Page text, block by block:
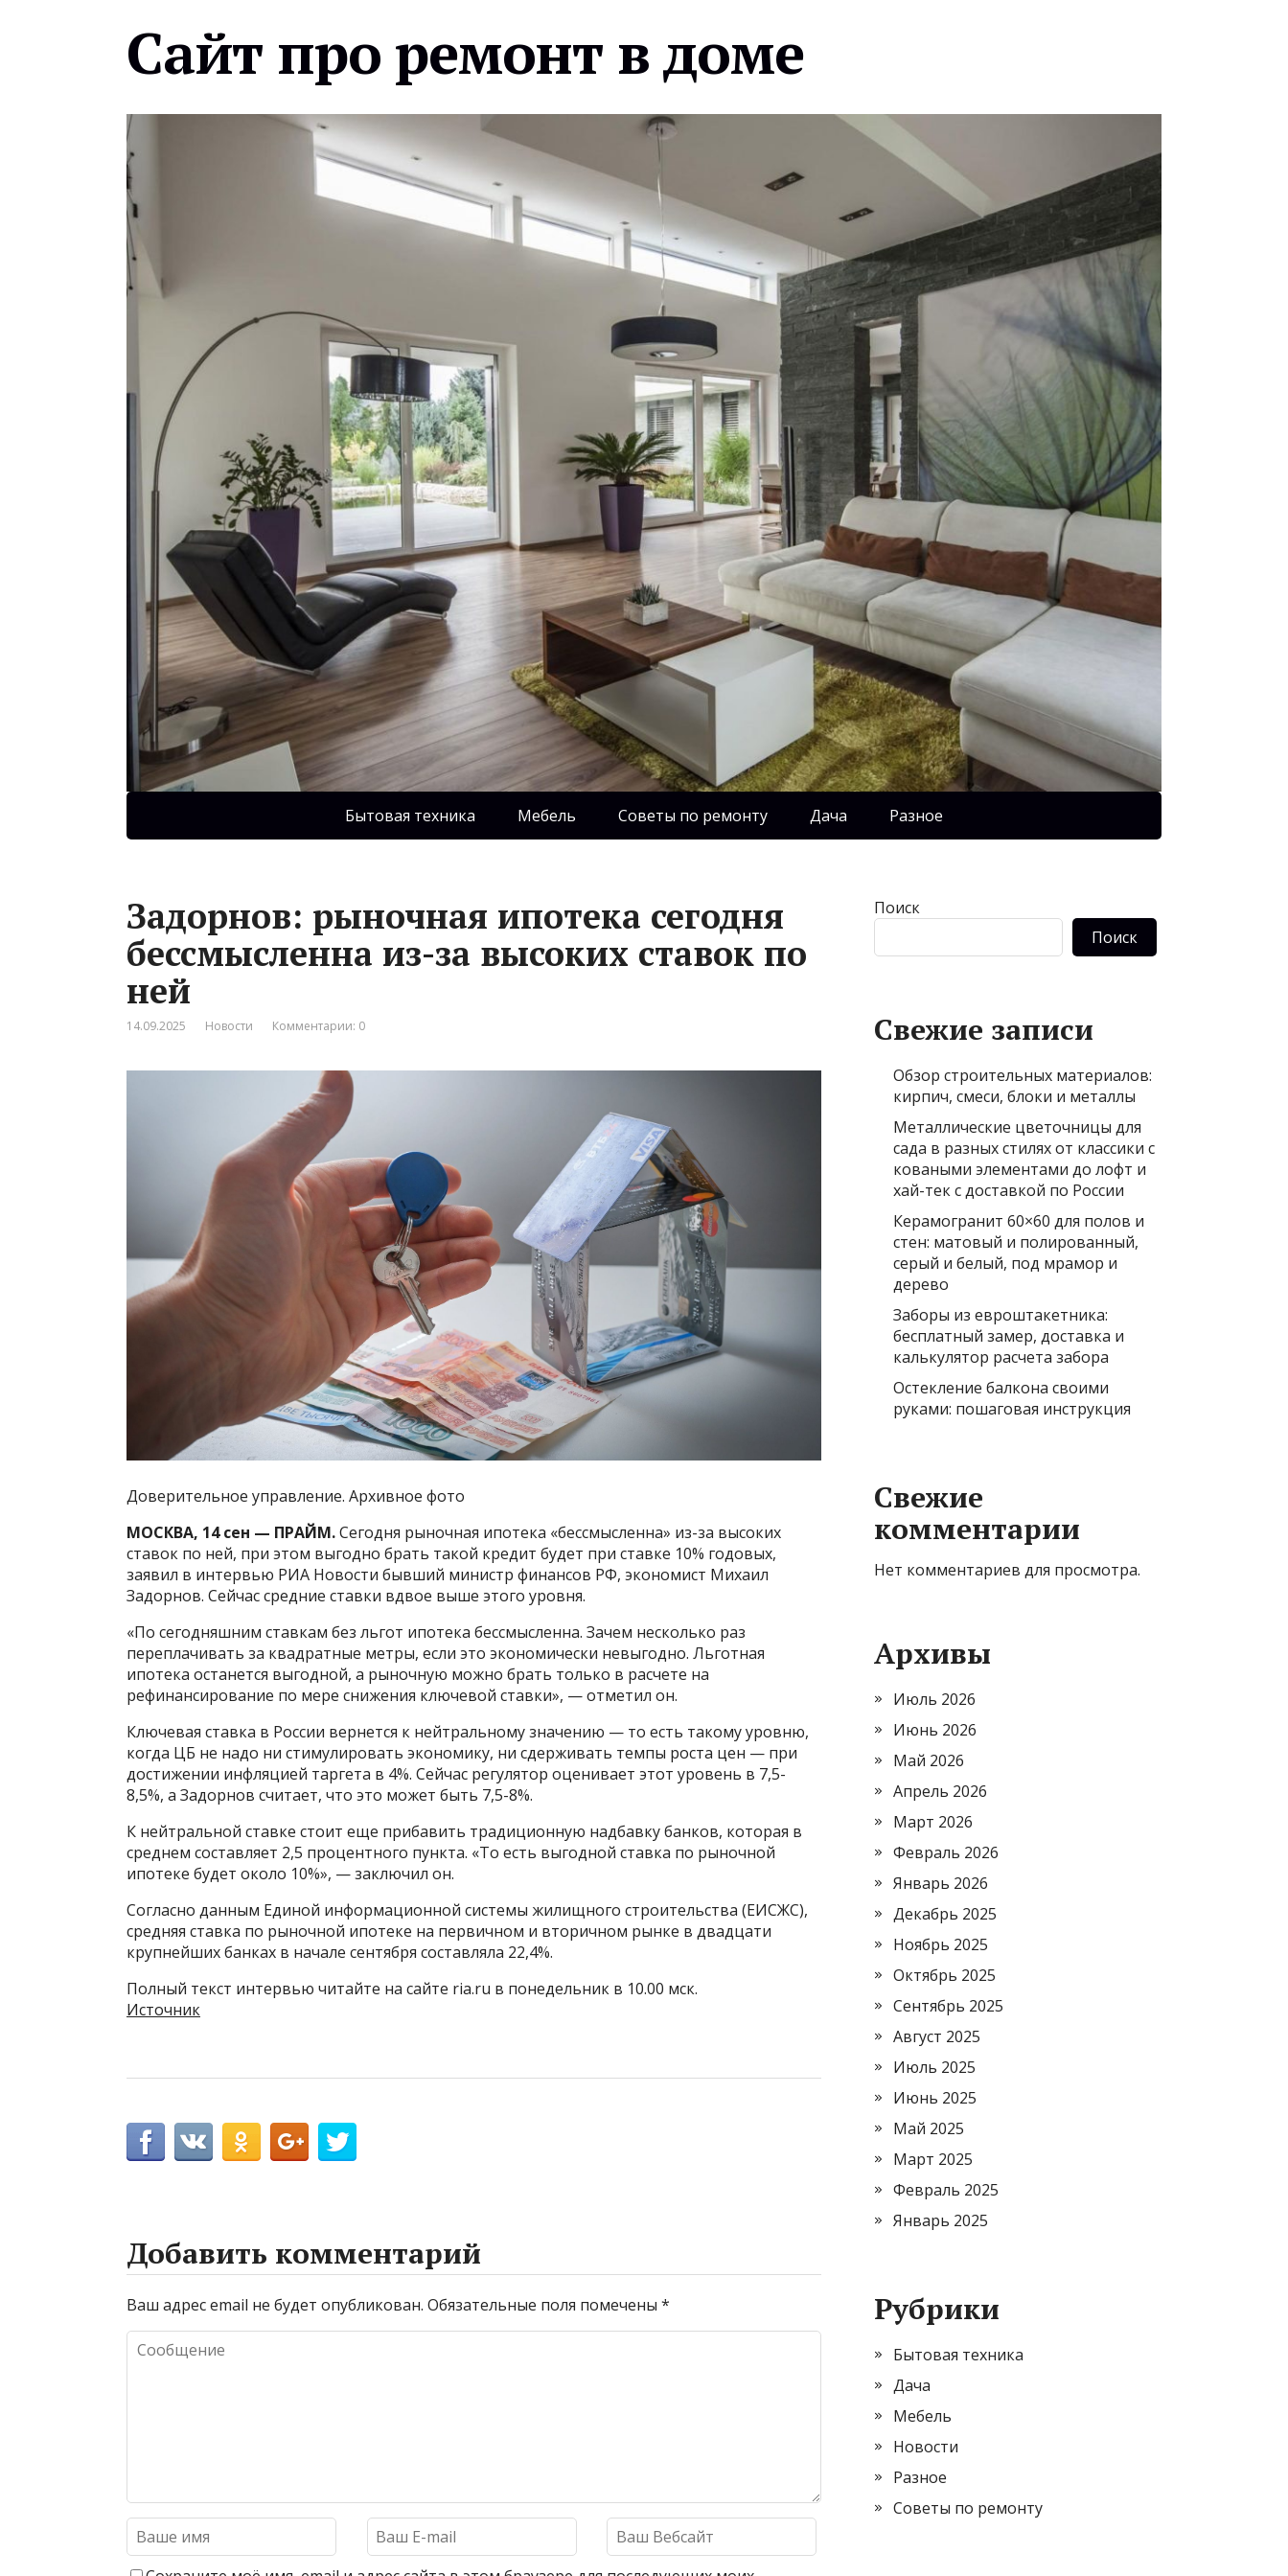
Сайт про ремонт в доме
Бытовая техника Мебель Советы по ремонту Дача Разное
Задорнов: рыночная ипотека сегодня
бессмысленна из-за высоких ставок по
ней
14.09.2025 Новости Комментарии: 0
Доверительное управление. Архивное фото
МОСКВА, 14 сен — ПРАЙМ.Сегодня рыночная ипотека «бессмысленна» из-за высоких
ставок по ней, при этом выгодно брать такой кредит будет при ставке 10% годовых,
заявил в интервью РИА Новости бывший министр финансов РФ, экономист Михаил
Задорнов. Сейчас средние ставки вдвое выше этого уровня.
«По сегодняшним ставкам без льгот ипотека бессмысленна. Зачем несколько раз
переплачивать за квадратные метры, если это экономически невыгодно. Льготная
ипотека останется выгодной, а рыночную можно брать только в расчете на
рефинансирование по мере снижения ключевой ставки», — отметил он.
Ключевая ставка в России вернется к нейтральному значению — то есть такому уровню,
когда ЦБ не надо ни стимулировать экономику, ни сдерживать темпы роста цен — при
достижении инфляцией таргета в 4%. Сейчас регулятор оценивает этот уровень в 7,5-
8,5%, а Задорнов считает, что это может быть 7,5-8%.
К нейтральной ставке стоит еще прибавить традиционную надбавку банков, которая в
среднем составляет 2,5 процентного пункта. «То есть выгодной ставка по рыночной
ипотеке будет около 10%», — заключил он.
Согласно данным Единой информационной системы жилищного строительства (ЕИСЖС),
средняя ставка по рыночной ипотеке на первичном и вторичном рынке в двадцати
крупнейших банках в начале сентября составляла 22,4%.
Полный текст интервью читайте на сайте ria.ru в понедельник в 10.00 мск.
Источник
Добавить комментарий
Ваш адрес email не будет опубликован. Обязательные поля помечены *
Поиск
Поиск
Свежие записи
Обзор строительных материалов:
кирпич, смеси, блоки и металлы
Металлические цветочницы для
сада в разных стилях от классики с
коваными элементами до лофт и
хай-тек с доставкой по России
Керамогранит 60×60 для полов и
стен: матовый и полированный,
серый и белый, под мрамор и
дерево
Заборы из евроштакетника:
бесплатный замер, доставка и
калькулятор расчета забора
Остекление балкона своими
руками: пошаговая инструкция
Свежие
комментарии
Нет комментариев для просмотра.
Архивы
Июль 2026
Июнь 2026
Май 2026
Апрель 2026
Март 2026
Февраль 2026
Январь 2026
Декабрь 2025
Ноябрь 2025
Октябрь 2025
Сентябрь 2025
Август 2025
Июль 2025
Июнь 2025
Май 2025
Март 2025
Февраль 2025
Январь 2025
Рубрики
Бытовая техника
Дача
Мебель
Новости
Разное
Советы по ремонту